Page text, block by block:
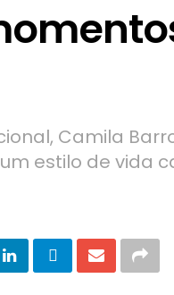
Camila
um estilo de vida